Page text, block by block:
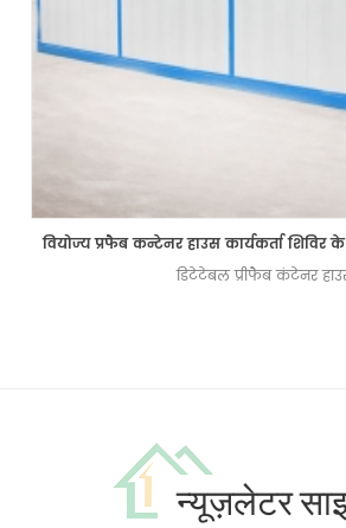
डिटेटेबल प्रीफैब कंटेनर
न्यूज़लेटर